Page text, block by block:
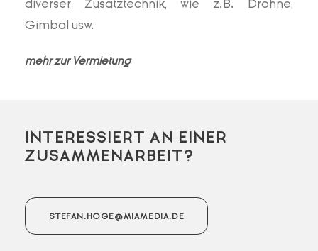
diverser Zusatztechnik, wie z.B. Drohne,
Gimbal usw.
mehr zur Vermietung
INTERESSIERT AN EINER
ZUSAMMENARBEIT?
STEFAN.HOGE@MIAMEDIA.DE